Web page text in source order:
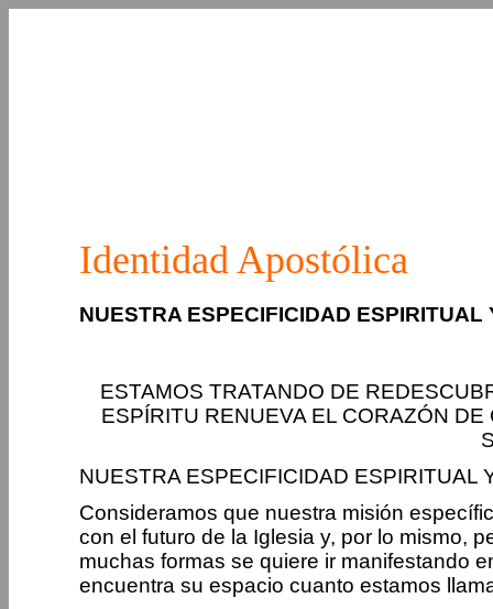
Identidad Apostólica
NUESTRA ESPECIFICIDAD ESPIRITUAL
ESTAMOS TRATANDO DE
ESPÍRITU RENUEVA EL CORAZÓN
NUESTRA ESPECIFICIDAD ESPIRITUAL
Consideramos que nuestra misión
con el futuro de la Iglesia y, por lo mismo,
muchas formas se quiere ir manifestando
encuentra su espacio cuanto estamos